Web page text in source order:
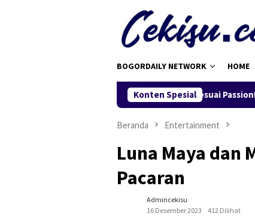
BOGORDAILY NETWORK HOME
Konten Spesial
2025: Level Up Karier Kamu, Sesuai Passion! BRI
Beranda Entertainment
Luna Maya dan
Pacaran
Admincekisu
16 Desember 2023
412 Dilihat